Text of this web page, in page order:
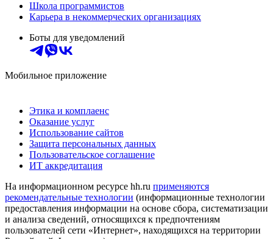
Школа программистов
Карьера в некоммерческих организациях
Боты для уведомлений
Мобильное приложение
Этика и комплаенс
Оказание услуг
Использование сайтов
Защита персональных данных
Пользовательское соглашение
ИТ аккредитация
На информационном ресурсе hh.ru применяются
рекомендательные технологии (информационные технологии
предоставления информации на основе сбора, систематизации
и анализа сведений, относящихся к предпочтениям
пользователей сети «Интернет», находящихся на территории